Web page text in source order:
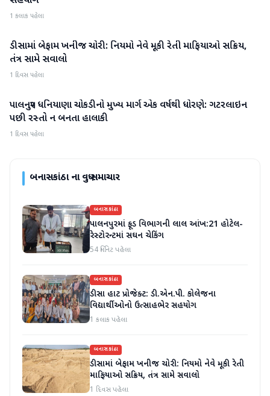
1 કલાક પહેલા
બનાસકાંઠા
ડીસામાં બેફામ ખનીજ ચોરી: નિયમો નેવે મૂકી રેતી માફિયાઓ સક્રિય,
તંત્ર સામે સવાલો
1 દિવસ પહેલા
બનાસકાંઠા
પાલનપુર ધનિયાણા ચોકડીનો મુખ્ય માર્ગ એક વર્ષથી ધોરણે: ગટરલાઇન
પછી રસ્તો ન બનતા હાલાકી
1 દિવસ પહેલા
બનાસકાંઠાના વધુ સમાચાર
બનાસકાંઠા
પાલનપુરમાં ફૂડ વિભાગની લાલ આંખ:21 હોટેલ-
રેસ્ટોરન્ટમાં સઘન ચેકિંગ
54 મિનિટ પહેલા
બનાસકાંઠા
ડીસા હાટ પ્રોજેક્ટ: ડી.એન.પી. કોલેજના
વિદ્યાર્થીઓનો ઉત્સાહભેર સહયોગ
1 કલાક પહેલા
બનાસકાંઠા
ડીસામાં બેફામ ખનીજ ચોરી: નિયમો નેવે મૂકી રેતી
માફિયાઓ સક્રિય, તંત્ર સામે સવાલો
1 દિવસ પહેલા